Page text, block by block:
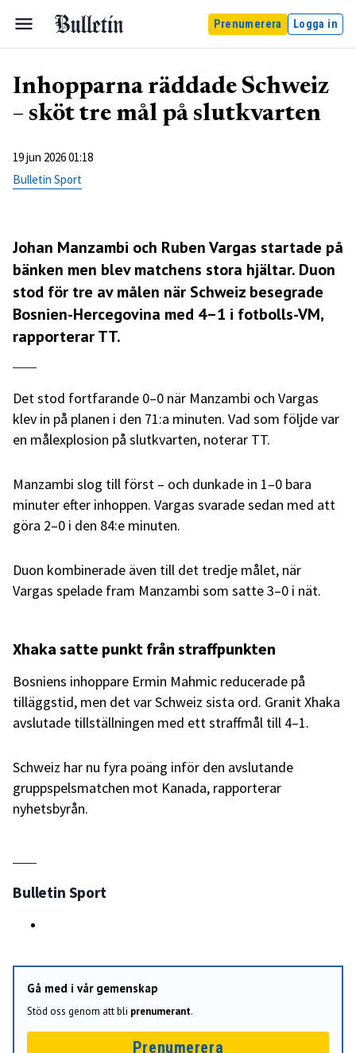
Prenumerera Logga in
Inhopparna räddade Schweiz
– sköt tre mål på slutkvarten
19 jun 2026 01:18
Bulletin Sport
Johan Manzambi och Ruben Vargas startade på
bänken men blev matchens stora hjältar. Duon
stod för tre av målen när Schweiz besegrade
Bosnien-Hercegovina med 4–1 i fotbolls-VM,
rapporterar TT.
Det stod fortfarande 0–0 när Manzambi och Vargas
klev in på planen i den 71:a minuten. Vad som följde var
en målexplosion på slutkvarten, noterar TT.
Manzambi slog till först – och dunkade in 1–0 bara
minuter efter inhoppen. Vargas svarade sedan med att
göra 2–0 i den 84:e minuten.
Duon kombinerade även till det tredje målet, när
Vargas spelade fram Manzambi som satte 3–0 i nät.
Xhaka satte punkt från straffpunkten
Bosniens inhoppare Ermin Mahmic reducerade på
tilläggstid, men det var Schweiz sista ord. Granit Xhaka
avslutade tillställningen med ett straffmål till 4–1.
Schweiz har nu fyra poäng inför den avslutande
gruppspelsmatchen mot Kanada, rapporterar
nyhetsbyrån.
Bulletin Sport
Gå med i vår gemenskap
Stöd oss genom att bli prenumerant.
Prenumerera